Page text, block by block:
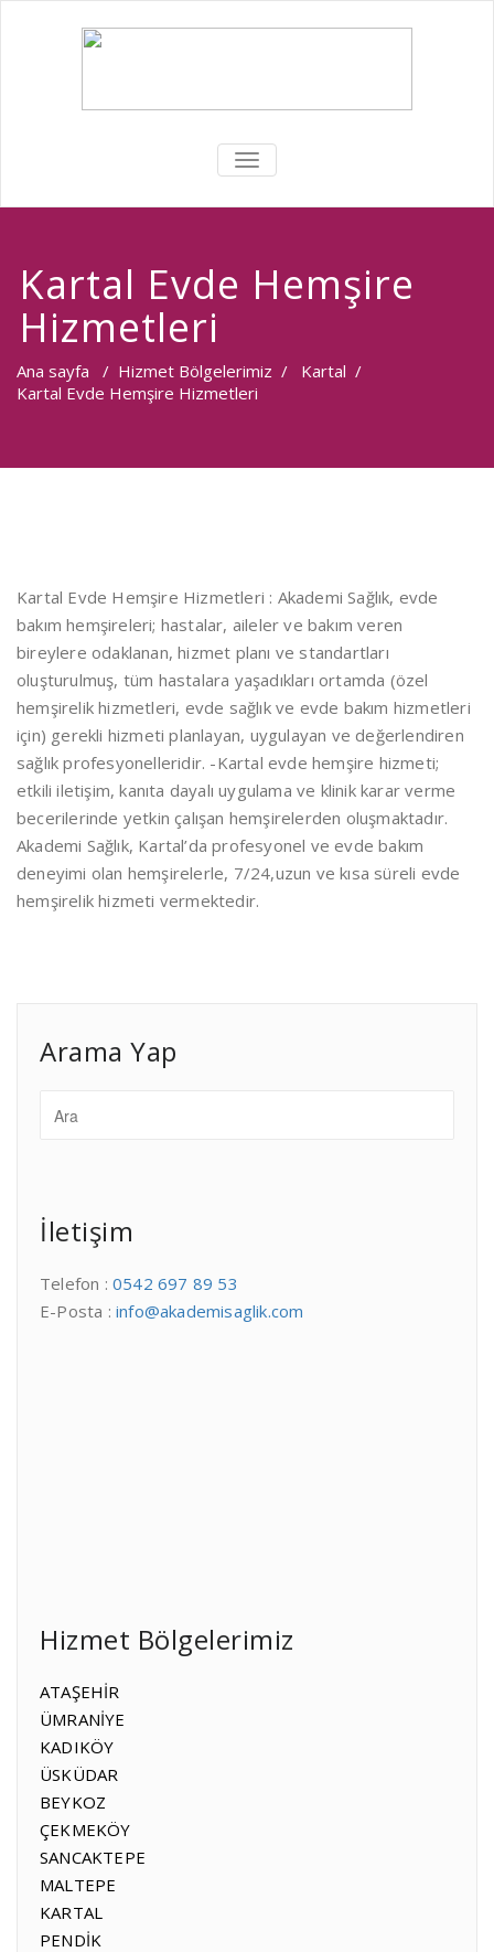
MENÜYÜ
DEĞIŞTIR
Kartal Evde Hemşire
Hizmetleri
Ana sayfa / Hizmet Bölgelerimiz / Kartal /
Kartal Evde Hemşire Hizmetleri
Kartal Evde Hemşire Hizmetleri : Akademi Sağlık, evde
bakım hemşireleri; hastalar, aileler ve bakım veren
bireylere odaklanan, hizmet planı ve standartları
oluşturulmuş, tüm hastalara yaşadıkları ortamda (özel
hemşirelik hizmetleri, evde sağlık ve evde bakım hizmetleri
için) gerekli hizmeti planlayan, uygulayan ve değerlendiren
sağlık profesyonelleridir. -Kartal evde hemşire hizmeti;
etkili iletişim, kanıta dayalı uygulama ve klinik karar verme
becerilerinde yetkin çalışan hemşirelerden oluşmaktadır.
Akademi Sağlık, Kartal’da profesyonel ve evde bakım
deneyimi olan hemşirelerle, 7/24,uzun ve kısa süreli evde
hemşirelik hizmeti vermektedir.
Arama Yap
İletişim
Telefon : 0542 697 89 53
E-Posta : info@akademisaglik.com
Hizmet Bölgelerimiz
ATAŞEHİR
ÜMRANİYE
KADIKÖY
ÜSKÜDAR
BEYKOZ
ÇEKMEKÖY
SANCAKTEPE
MALTEPE
KARTAL
PENDİK